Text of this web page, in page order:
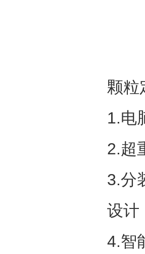
颗粒
1.电
2.超
3.分
设计
4.智